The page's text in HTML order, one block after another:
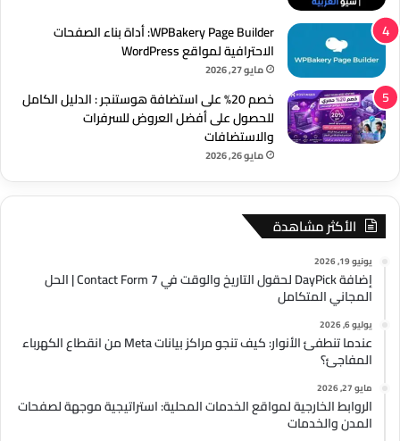
WPBakery Page Builder: أداة بناء الصفحات
الاحترافية لمواقع WordPress
مايو 27, 2026
خصم 20% على استضافة هوستنجر : الدليل الكامل
للحصول على أفضل العروض للسرفرات
والاستضافات
مايو 26, 2026
الأكثر مشاهدة
يونيو 19, 2026
إضافة DayPick لحقول التاريخ والوقت في Contact Form 7 | الحل
المجاني المتكامل
يوليو 6, 2026
عندما تنطفئ الأنوار: كيف تنجو مراكز بيانات Meta من انقطاع الكهرباء
المفاجئ؟
مايو 27, 2026
الروابط الخارجية لمواقع الخدمات المحلية: استراتيجية موجهة لصفحات
المدن والخدمات